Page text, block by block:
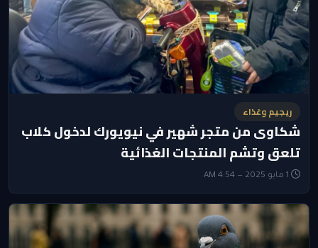
ريجيم وغذاء
شكاوى من متجر شهير في نيويورك لدخول كلاب
تلعق وتشم المنتجات الغذائية